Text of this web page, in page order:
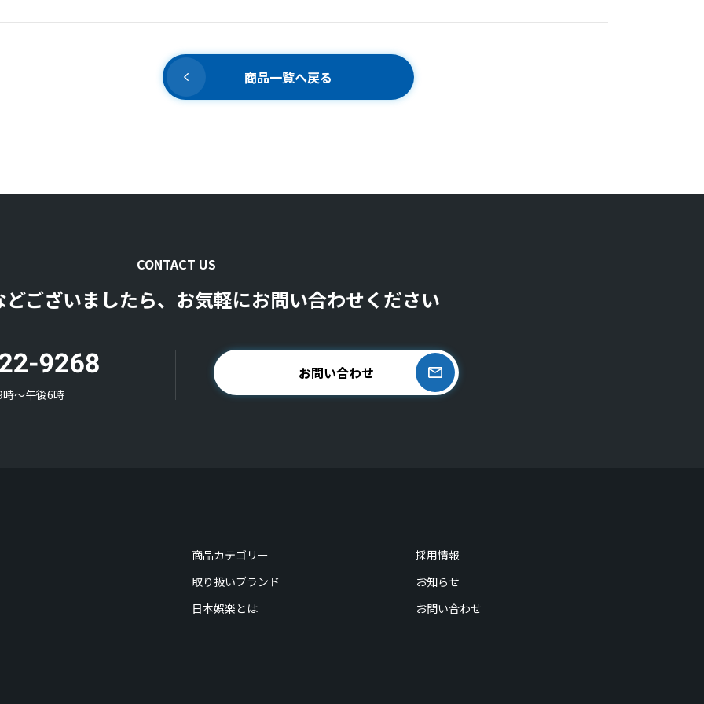
商品一覧へ戻る
CONTACT US
ございましたら、お気軽にお問い合わせください
〜午後6時
お問い合わせ
商品カテゴリー
採用情報
取り扱いブランド
お知らせ
日本娯楽とは
お問い合わせ